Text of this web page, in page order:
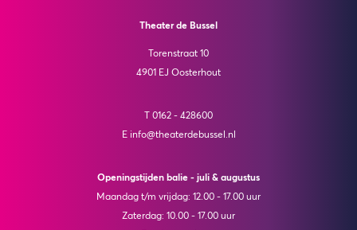
Theater de Bussel
Torenstraat 10
4901 EJ Oosterhout
T 0162 - 428600
E info@theaterdebussel.nl
Openingstijden balie - juli & augustus
Maandag t/m vrijdag: 12.00 - 17.00 uur
Zaterdag: 10.00 - 17.00 uur